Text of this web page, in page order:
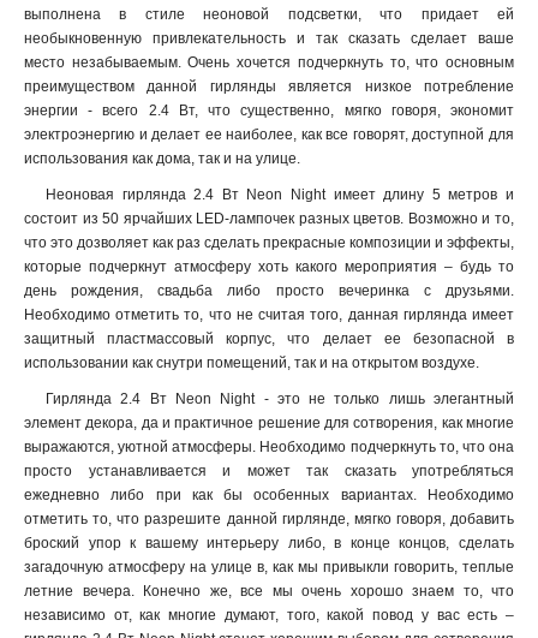
выполнена в стиле неоновой подсветки, что придает ей
необыкновенную привлекательность и так сказать сделает ваше
место незабываемым. Очень хочется подчеркнуть то, что основным
преимуществом данной гирлянды является низкое потребление
энергии - всего 2.4 Вт, что существенно, мягко говоря, экономит
электроэнергию и делает ее наиболее, как все говорят, доступной для
использования как дома, так и на улице.
Неоновая гирлянда 2.4 Вт Neon Night имеет длину 5 метров и
состоит из 50 ярчайших LED-лампочек разных цветов. Возможно и то,
что это дозволяет как раз сделать прекрасные композиции и эффекты,
которые подчеркнут атмосферу хоть какого мероприятия – будь то
день рождения, свадьба либо просто вечеринка с друзьями.
Необходимо отметить то, что не считая того, данная гирлянда имеет
защитный пластмассовый корпус, что делает ее безопасной в
использовании как снутри помещений, так и на открытом воздухе.
Гирлянда 2.4 Вт Neon Night - это не только лишь элегантный
элемент декора, да и практичное решение для сотворения, как многие
выражаются, уютной атмосферы. Необходимо подчеркнуть то, что она
просто устанавливается и может так сказать употребляться
ежедневно либо при как бы особенных вариантах. Необходимо
отметить то, что разрешите данной гирлянде, мягко говоря, добавить
броский упор к вашему интерьеру либо, в конце концов, сделать
загадочную атмосферу на улице в, как мы привыкли говорить, теплые
летние вечера. Конечно же, все мы очень хорошо знаем то, что
независимо от, как многие думают, того, какой повод у вас есть –